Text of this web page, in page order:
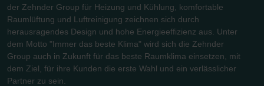
der Zehnder Group für Heizung und Kühlung, komfortable
Raumlüftung und Luftreinigung zeichnen sich durch
herausragendes Design und hohe Energieeffizienz aus. Unter
dem Motto "Immer das beste Klima" wird sich die Zehnder
Group auch in Zukunft für das beste Raumklima einsetzen, mit
dem Ziel, für ihre Kunden die erste Wahl und ein verlässlicher
Partner zu sein.